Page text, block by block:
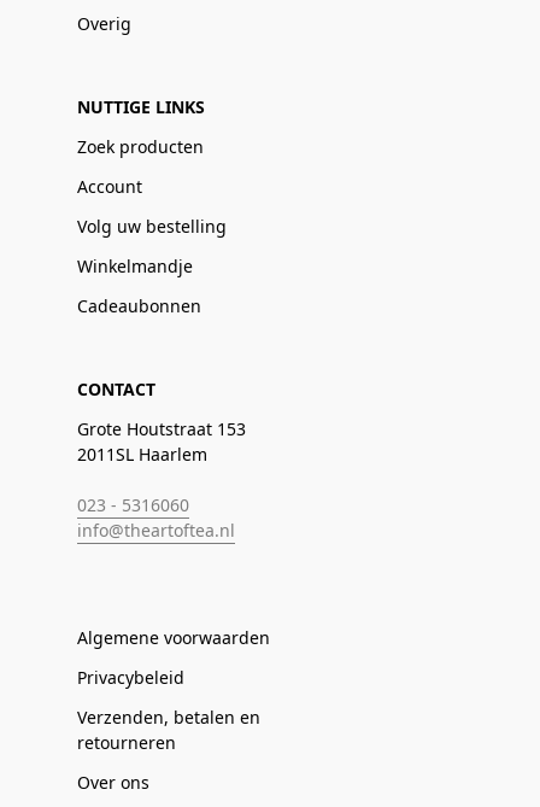
Overig
NUTTIGE LINKS
Zoek producten
Account
Volg uw bestelling
Winkelmandje
Cadeaubonnen
CONTACT
Grote Houtstraat 153
2011SL Haarlem
023 - 5316060
info@theartoftea.nl
Algemene voorwaarden
Privacybeleid
Verzenden, betalen en
retourneren
Over ons